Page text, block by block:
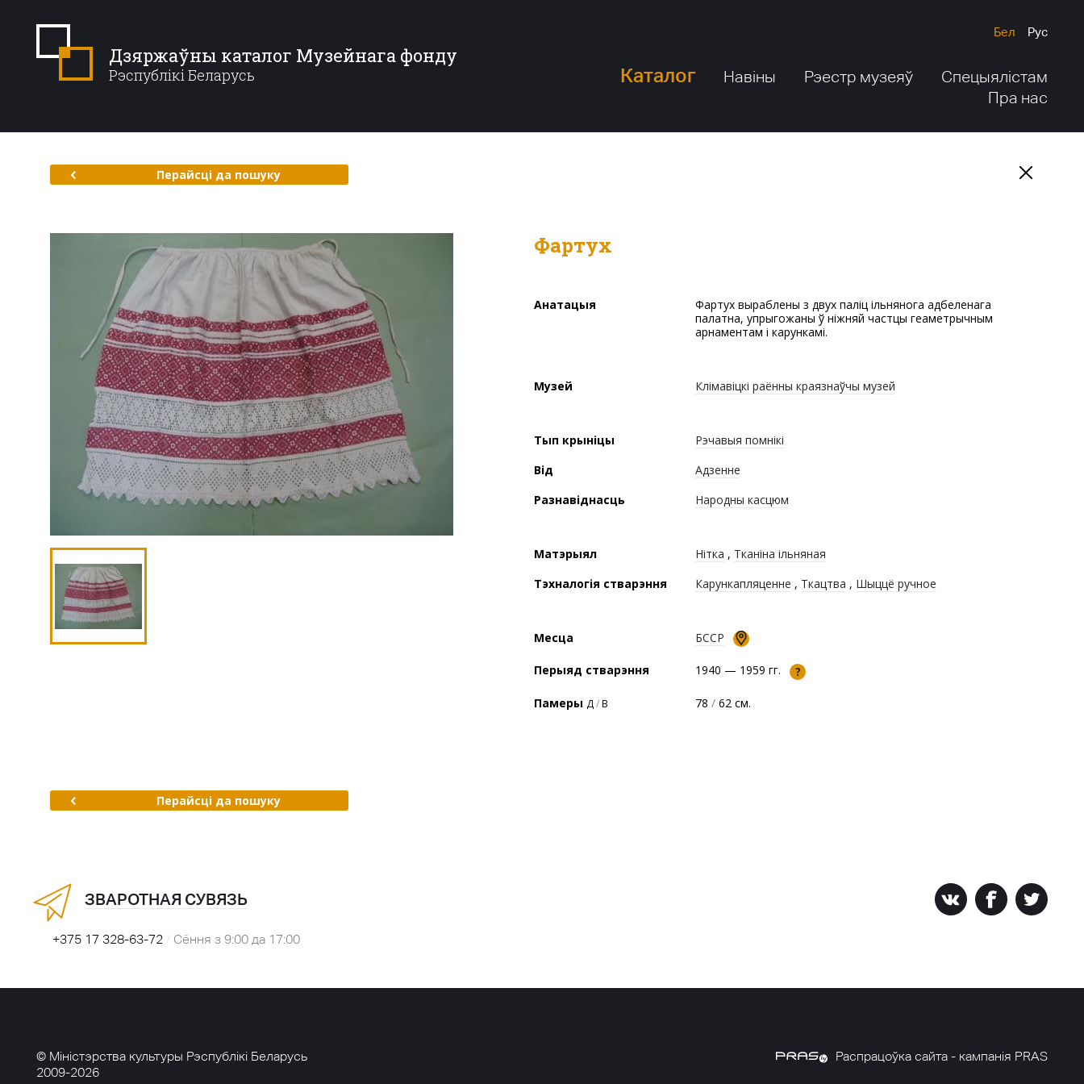
Дзяржаўны каталог Музейнага фонду
Рэспублікі Беларусь
Бел Рус
Каталог Навіны Рэестр музеяў
Спецыялістам
Пра нас
Перайсці да пошуку
Фартух
Анатацыя
Фартух выраблены з двух паліц ільнянога адбеленага
палатна, упрыгожаны ў ніжняй частцы геаметрычным
арнаментам і карункамі.
Музей Клімавіцкі раённы краязнаўчы музей
Тып крыніцы
Рэчавыя помнікі
Від
Адзенне
Разнавіднасць
Народны касцюм
Матэрыял Нітка , Тканіна ільняная
Тэхналогія стварэння
Карункапляценне , Ткацтва , Шыццё ручное
Месца БССР
Перыяд стварэння 1940 — 1959 гг. ?
Памеры Д/В 78 / 62 см.
Перайсці да пошуку
ЗВАРОТНАЯ СУВЯЗЬ
+375 17 328-63-72 / Сёння з 9:00 да 17:00
© Міністэрства культуры Рэспублікі Беларусь
2009-2026
Распрацоўка сайта - кампанія PRAS